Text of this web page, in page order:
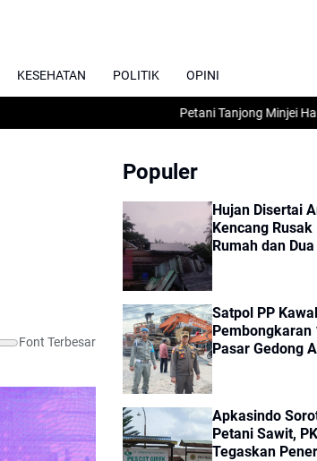
KESEHATAN POLITIK OPINI
Petani Tanjong Minjei
Font Terbesar
Populer
Hujan Disertai
Kencang Rusak
Rumah dan
Satpol PP Kawal
Pembongkaran
Pasar Gedong
Apkasindo
Petani Sawit,
Tegaskan